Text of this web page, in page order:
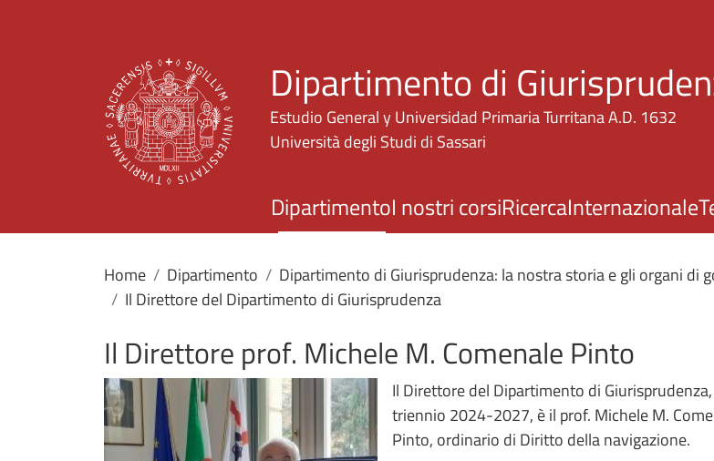
Dipartimento di
Estudio General y Universidad Primaria Turritana A.D. 1632
Università degli Studi di Sassari
DipartimentoI nostri corsiRicercaInternazionale
Home Dipartimento Dipartimento di Giurisprudenza: la nostra storia e gli organi di
Il Direttore del Dipartimento di Giurisprudenza
Il Direttore prof. Michele M. Comenale Pinto
Il Direttore del Dipartimento di
triennio 2024-2027, è il prof. Michele M.
Pinto, ordinario di Diritto della navigazione.